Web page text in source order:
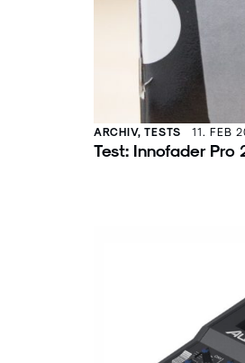
ARCHIV, TESTS 11. FEB
Test: Innofader Pro